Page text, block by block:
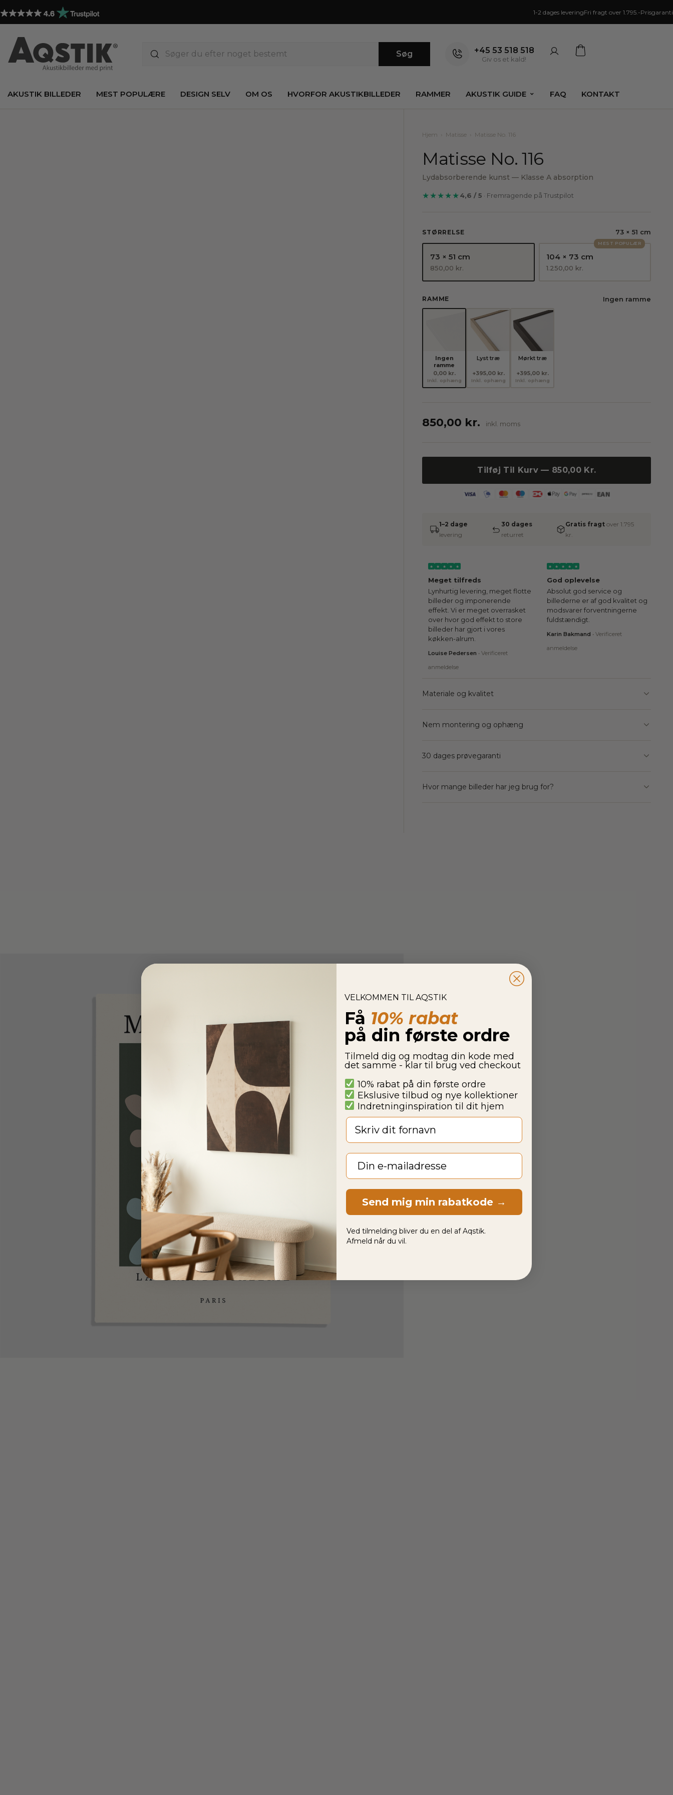
1-2 dages leveringFri fragt over 1.795.-Prisgaranti
Søg +45 53 518 518
Giv os et kald!
AKUSTIK BILLEDER MEST POPULÆRE DESIGN SELV OM OS HVORFOR AKUSTIKBILLEDER RAMMER AKUSTIK GUIDE FAQ KONTAKT
Hjem Matisse Matisse No. 116
Matisse No. 116
Lydabsorberende kunst — Klasse A absorption
★★★★★4,6 / 5 · Fremragende på Trustpilot
STØRRELSE 73 × 51 cm
73 × 51 cm
850,00 kr.
104 × 73 cm
1.250,00 kr.
MEST POPULÆR
RAMME Ingen ramme
Ingen
ramme
0,00 kr.
Inkl. ophæng
Lyst træ
+395,00 kr.
Inkl. ophæng
Mørkt træ
+395,00 kr.
Inkl. ophæng
850,00 kr. inkl. moms
Tilføj Til Kurv — 850,00 Kr.
1–2 dage
levering
30 dages
returret
Gratis fragt over 1.795
kr.
★ ★ ★ ★ ★
Meget tilfreds
Lynhurtig levering, meget flotte
billeder og imponerende
effekt. Vi er meget overrasket
over hvor god effekt to store
billeder har gjort i vores
køkken-alrum.
Louise Pedersen • Verificeret
anmeldelse
★ ★ ★ ★ ★
God oplevelse
Absolut god service og
billederne er af god kvalitet og
modsvarer forventningerne
fuldstændigt.
Karin Bakmand • Verificeret
anmeldelse
Materiale og kvalitet
Nem montering og ophæng
30 dages prøvegaranti
Hvor mange billeder har jeg brug for?
VELKOMMEN TIL AQSTIK
Få 10% rabat
på din første ordre
Tilmeld dig og modtag din kode med
det samme - klar til brug ved checkout
10% rabat på din første ordre
Ekslusive tilbud og nye kollektioner
Indretninginspiration til dit hjem
Fornavn
Email
Send mig min rabatkode →
Ved tilmelding bliver du en del af Aqstik.
Afmeld når du vil.